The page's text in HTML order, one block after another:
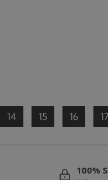
14 15 16
17
100%